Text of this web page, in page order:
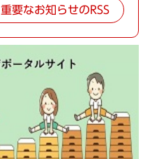
重要なお知らせのRSS